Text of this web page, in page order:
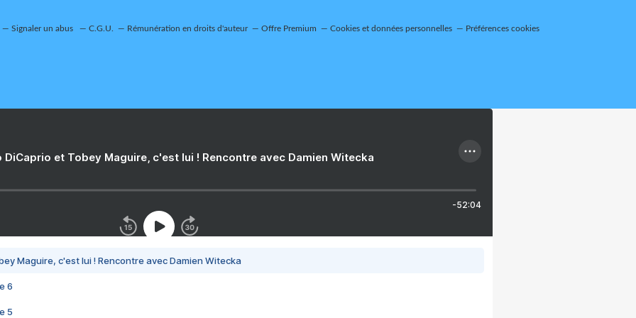
Signaler un abus C.G.U. Rémunération en droits d'auteur Offre Premium Cookies et données personnelles Préférences cookies
DiCaprio et Tobey Maguire, c'est lui ! Rencontre avec Damien Witecka
-52:04
Maguire, c'est lui ! Rencontre avec Damien Witecka
6
5